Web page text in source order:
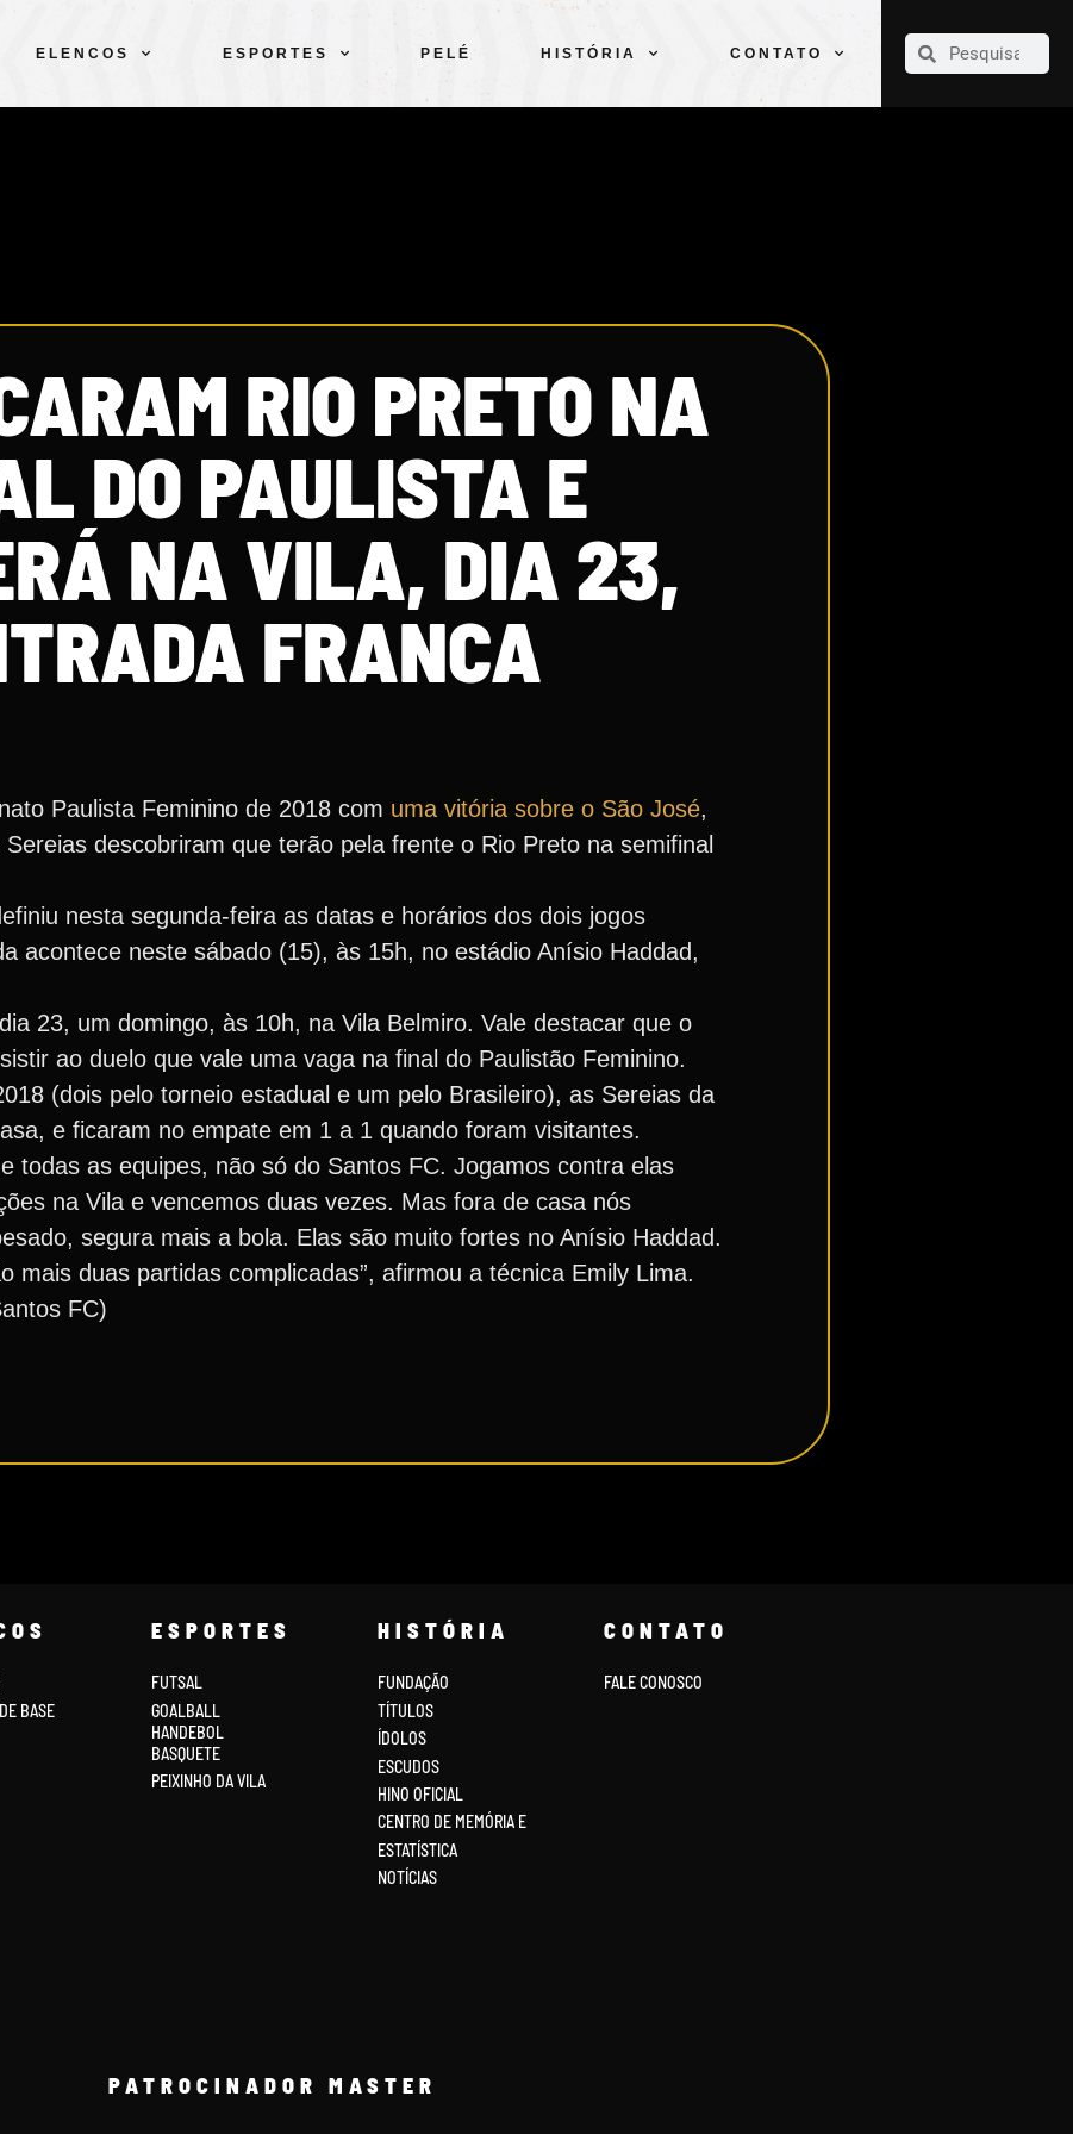
ELENCOS ESPORTES PELÉ HISTÓRIA CONTATO
CLUBE
RIO PRETO NA
DO PAULISTA E
NA VILA, DIA 23,
FRANCA
Paulista Feminino de 2018 com uma vitória sobre o São José,
descobriram que terão pela frente o Rio Preto na semifinal
nesta segunda-feira as datas e horários dos dois jogos
acontece neste sábado (15), às 15h, no estádio Anísio Haddad,
23, um domingo, às 10h, na Vila Belmiro. Vale destacar que o
ao duelo que vale uma vaga na final do Paulistão Feminino.
(dois pelo torneio estadual e um pelo Brasileiro), as Sereias da
e ficaram no empate em 1 a 1 quando foram visitantes.
todas as equipes, não só do Santos FC. Jogamos contra elas
na Vila e vencemos duas vezes. Mas fora de casa nós
segura mais a bola. Elas são muito fortes no Anísio Haddad.
mais duas partidas complicadas”, afirmou a técnica Emily Lima.
FC)
BASE
ESPORTES
FUTSAL
GOALBALL
HANDEBOL
BASQUETE
PEIXINHO DA VILA
HISTÓRIA
FUNDAÇÃO
TÍTULOS
ÍDOLOS
ESCUDOS
HINO OFICIAL
CENTRO DE MEMÓRIA E
ESTATÍSTICA
NOTÍCIAS
CONTATO
FALE CONOSCO
PATROCINADOR MASTER